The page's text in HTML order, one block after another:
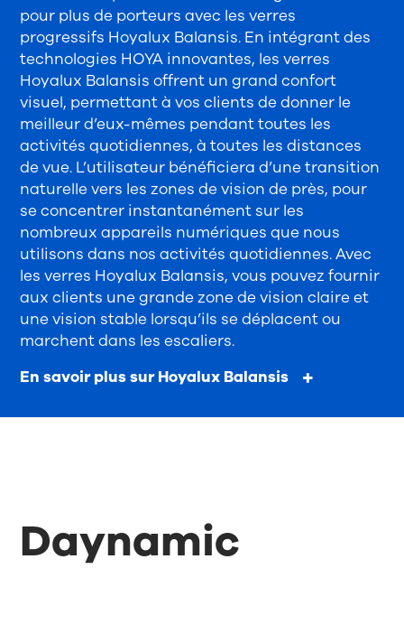
pour plus de porteurs avec les verres
progressifs Hoyalux Balansis. En intégrant des
technologies HOYA innovantes, les verres
Hoyalux Balansis offrent un grand confort
visuel, permettant à vos clients de donner le
meilleur d’eux-mêmes pendant toutes les
activités quotidiennes, à toutes les distances
de vue. L’utilisateur bénéficiera d’une transition
naturelle vers les zones de vision de près, pour
se concentrer instantanément sur les
nombreux appareils numériques que nous
utilisons dans nos activités quotidiennes. Avec
les verres Hoyalux Balansis, vous pouvez fournir
aux clients une grande zone de vision claire et
une vision stable lorsqu’ils se déplacent ou
marchent dans les escaliers.
En savoir plus sur Hoyalux Balansis
Daynamic